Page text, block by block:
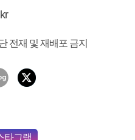
전재 및 재배포 금지
타그램